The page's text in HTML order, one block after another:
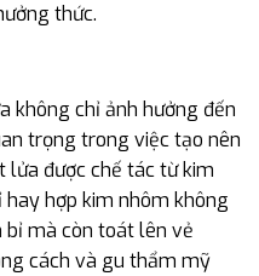
thức.
không chỉ ảnh hưởng đến
trọng trong việc tạo nên
lửa được chế tác từ kim
hợp kim nhôm không
bỉ mà còn toát lên vẻ
cách và gu thẩm mỹ